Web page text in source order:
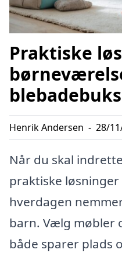
Praktiske
Henrik Andersen - 28/
Når du skal
praktiske
hverdagen
barn. Vælg møbler
både sparer plads